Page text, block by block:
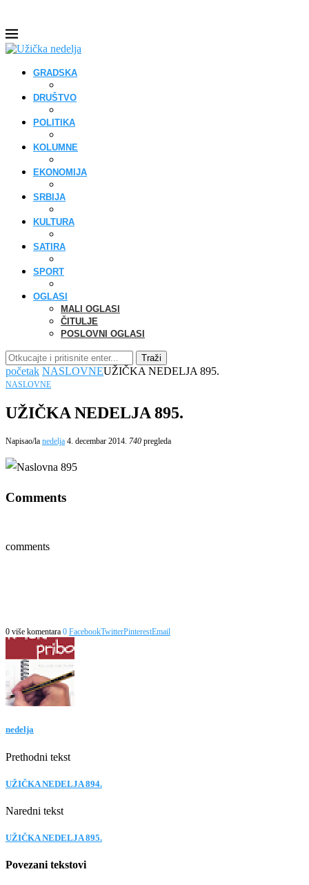
GRADSKA
DRUŠTVO
POLITIKA
KOLUMNE
EKONOMIJA
SRBIJA
KULTURA
SATIRA
SPORT
OGLASI
MALI OGLASI
ČITULJE
POSLOVNI OGLASI
Traži
početak NASLOVNEUŽIČKA NEDELJA 895.
NASLOVNE
UŽIČKA NEDELJA 895.
Napisao/la nedelja 4. decembar 2014. 740 pregleda
Comments
comments
0 više komentara 0 FacebookTwitterPinterestEmail
nedelja
Prethodni tekst
UŽIČKA NEDELJA 894.
Naredni tekst
UŽIČKA NEDELJA 895.
Povezani tekstovi